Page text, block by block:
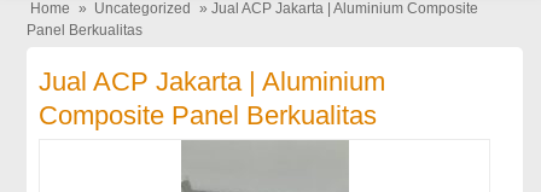
Home » Uncategorized
» Jual ACP Jakarta | Aluminium Composite
Panel Berkualitas
Jual ACP Jakarta | Aluminium
Composite Panel Berkualitas